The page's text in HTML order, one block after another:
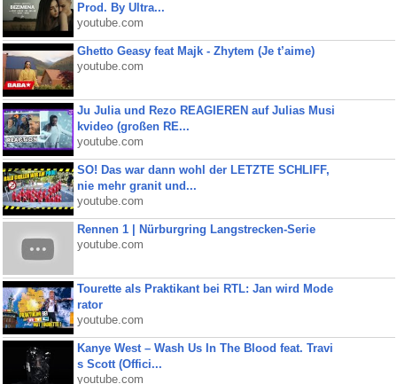
Prod. By Ultra...
youtube.com
Ghetto Geasy feat Majk - Zhytem (Je t’aime)
youtube.com
Ju Julia und Rezo REAGIEREN auf Julias Musi
kvideo (großen RE...
youtube.com
SO! Das war dann wohl der LETZTE SCHLIFF,
nie mehr granit und...
youtube.com
Rennen 1 | Nürburgring Langstrecken-Serie
youtube.com
Tourette als Praktikant bei RTL: Jan wird Mode
rator
youtube.com
Kanye West – Wash Us In The Blood feat. Travi
s Scott (Offici...
youtube.com